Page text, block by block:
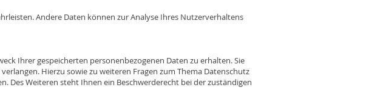
Andere Daten können zur Analyse Ihres Nutzerverhaltens
Ihrer gespeicherten personenbezogenen Daten zu erhalten. Sie
Hierzu sowie zu weiteren Fragen zum Thema Datenschutz
Des Weiteren steht Ihnen ein Beschwerderecht bei der zuständigen